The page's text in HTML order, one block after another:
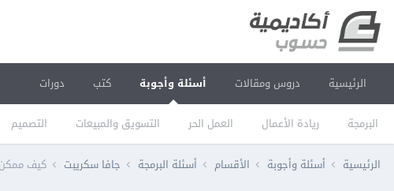
الرئيسية دروس ومقالات أسئلة وأجوبة
البرمجة ريادة الأعمال العمل الحر التسويق والمبيعات التصميم
كتب دورات
الرئيسية أسئلة وأجوبة الأقسام أسئلة البرمجة جافا سكريبت كيف ممكن